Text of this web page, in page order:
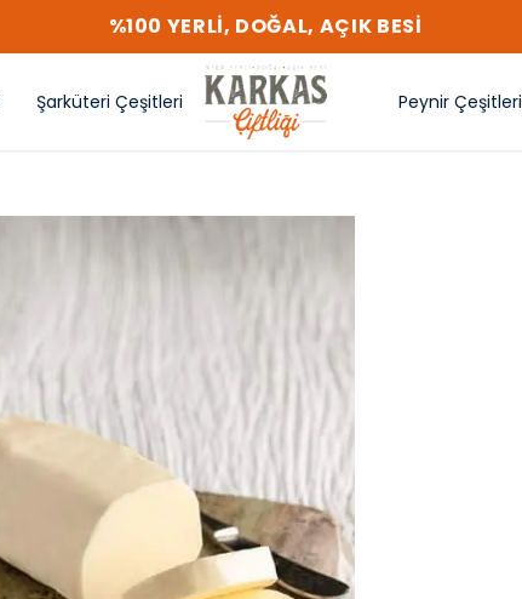
%100 YERLİ, DOĞAL, AÇIK BESİ
Şarküteri Çeşitleri Peynir Çeşitleri